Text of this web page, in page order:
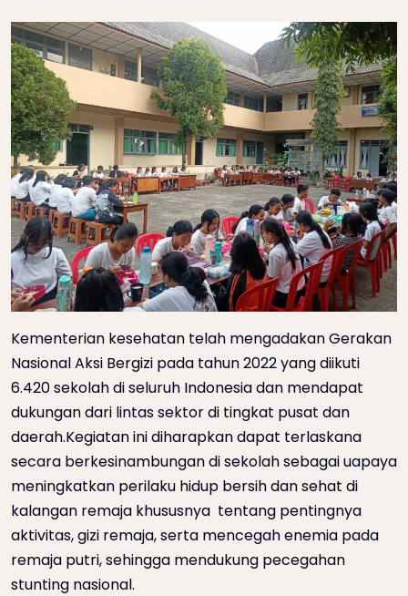
Kementerian kesehatan telah mengadakan Gerakan
Nasional Aksi Bergizi pada tahun 2022 yang diikuti
6.420 sekolah di seluruh Indonesia dan mendapat
dukungan dari lintas sektor di tingkat pusat dan
daerah.Kegiatan ini diharapkan dapat terlaskana
secara berkesinambungan di sekolah sebagai uapaya
meningkatkan perilaku hidup bersih dan sehat di
kalangan remaja khususnya tentang pentingnya
aktivitas, gizi remaja, serta mencegah enemia pada
remaja putri, sehingga mendukung pecegahan
stunting nasional.